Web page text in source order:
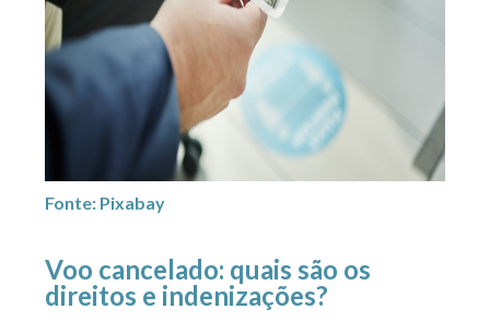
Fonte: Pixabay
Voo cancelado: quais são os
direitos e indenizações?